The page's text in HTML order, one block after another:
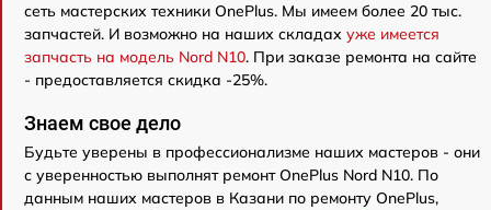
сеть мастерских техники OnePlus. Мы имеем более 20 тыс.
запчастей. И возможно на наших складах уже имеется
запчасть на модель Nord N10. При заказе ремонта на сайте
- предоставляется скидка -25%.
Знаем свое дело
Будьте уверены в профессионализме наших мастеров - они
с уверенностью выполнят ремонт OnePlus Nord N10. По
данным наших мастеров в Казани по ремонту OnePlus,